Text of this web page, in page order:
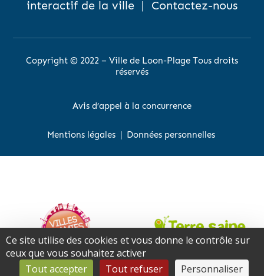
interactif de la ville | Contactez-nous
Copyright © 2022 – Ville de Loon-Plage Tous droits
réservés
Avis d’appel à la concurrence
Mentions légales| Données personnelles
Ce site utilise des cookies et vous donne le contrôle sur
ceux que vous souhaitez activer
Tout accepter
Tout refuser Personnaliser